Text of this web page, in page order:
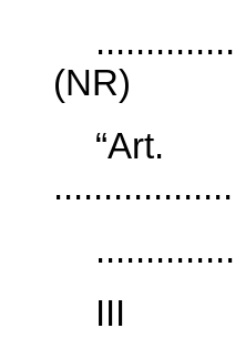
(NR)